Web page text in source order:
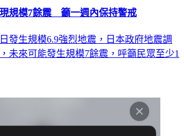
規模7餘震 籲一週內保持警戒
發生規模6.9強烈地震，日本政府地震調
未來可能發生規模7餘震，呼籲民眾至少1